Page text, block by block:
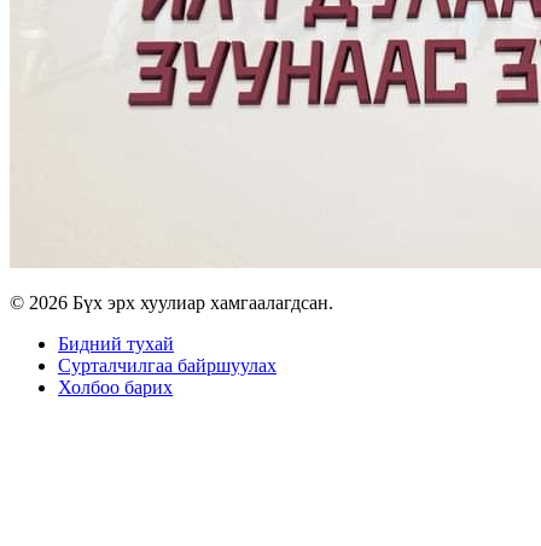
© 2026 Бүх эрх хуулиар хамгаалагдсан.
Бидний тухай
Сурталчилгаа байршуулах
Холбоо барих